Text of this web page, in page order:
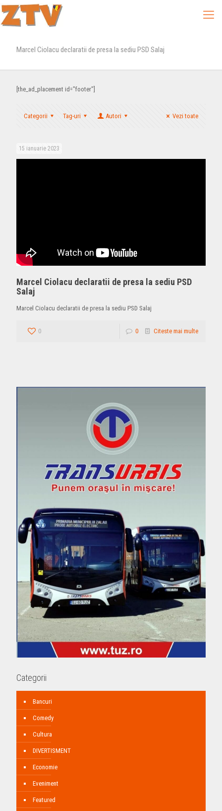
Marcel Ciolacu declaratii de presa la sediu PSD Salaj
[the_ad_placement id="footer"]
Categorii Tag-uri Autori Vezi toate
15 ianuarie 2023
Marcel Ciolacu declaratii de presa la sediu PSD
Salaj
Marcel Ciolacu declaratii de presa la sediu PSD Salaj
0 0 Citeste mai multe
Categorii
Bancuri
Comedy
Cultura
DIVERTISMENT
Economie
Eveniment
Featured